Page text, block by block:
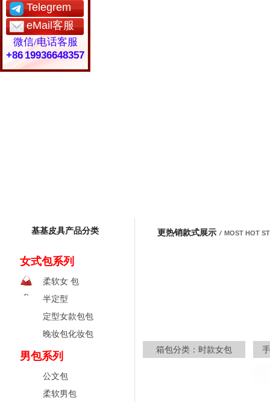
基基皮具产品分类
女式包系列
柔软女 包
半定型
定型女款包包
晚妆包化妆包
男包系列
公文包
柔软男包
更热销款式展示 / MOST HOT
箱包分类：时款女包
Telegrem
eMail客服
微信/电话客服
+86 19936648357